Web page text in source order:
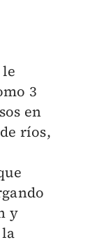
3
en
ríos,
y